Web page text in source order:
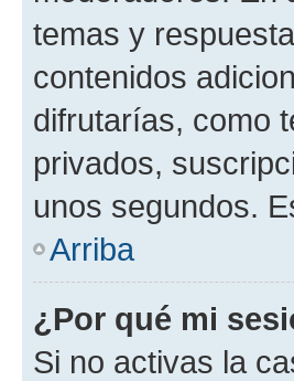
temas y
contenidos
difrutarías, como
privados,
unos segundos.
Arriba
¿Por qué mi
Si no activas la